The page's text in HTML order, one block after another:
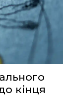
кінця